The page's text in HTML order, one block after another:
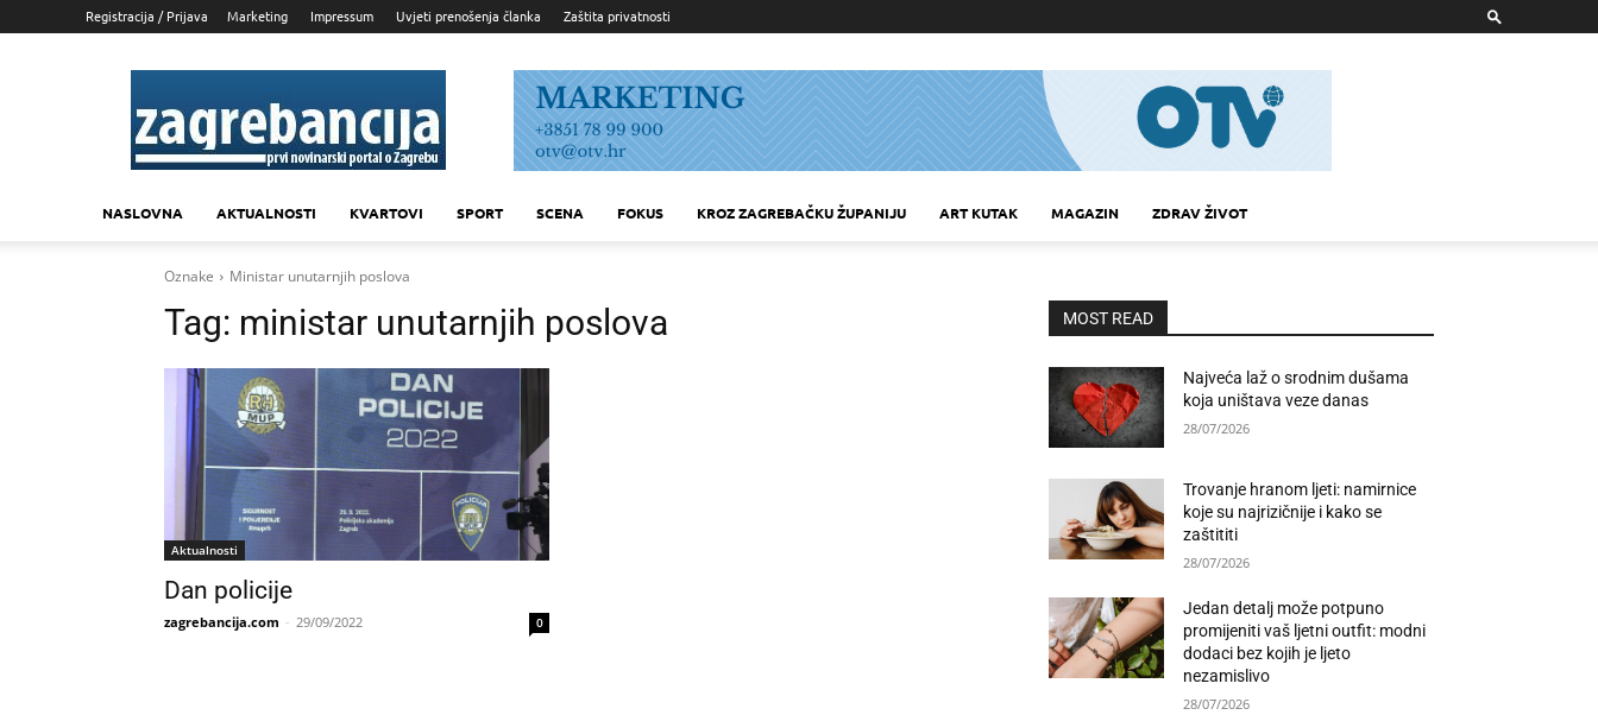
Registracija / Prijava Marketing Impressum Uvjeti prenošenja članka Zaštita privatnosti
Zagrebancija
NASLOVNA AKTUALNOSTI KVARTOVI SPORT SCENA FOKUS KROZ ZAGREBAČKU ŽUPANIJU ART KUTAK MAGAZIN ZDRAV ŽIVOT
Oznake Ministar unutarnjih poslova
Tag: ministar unutarnjih poslova
Aktualnosti
Dan policije
zagrebancija.com - 29/09/2022 0
MOST READ
Najveća laž o srodnim dušama
koja uništava veze danas
28/07/2026
Trovanje hranom ljeti: namirnice
koje su najrizičnije i kako se
zaštititi
28/07/2026
Jedan detalj može potpuno
promijeniti vaš ljetni outfit: modni
dodaci bez kojih je ljeto
nezamislivo
28/07/2026